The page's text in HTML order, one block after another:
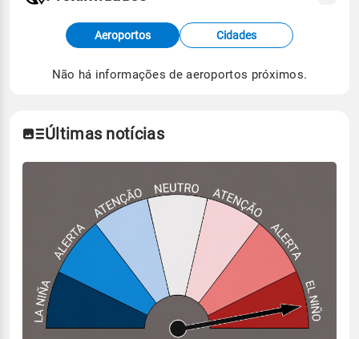
Fonte: dados combinados de estações
meteorológicas e satélite do Centro de Previsão
de Tempo e Estudos Climáticos (CPTEC).
Aeroportos Cidades
Não há informações de aeroportos próximos.
Últimas notícias